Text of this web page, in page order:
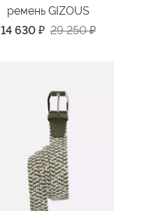
ремень GIZOUS
14 630 ₽ 29 250₽